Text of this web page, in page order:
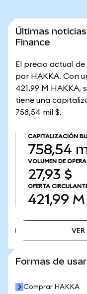
Últimas
Finance
El precio actual de
por HAKKA. Con
421,99 M HAKKA,
tiene una
758,54 mil $.
CAPITALIZACIÓN
758,54
VOLUMEN DE
27,93 $
OFERTA
421,99 M
VER
Formas de
Comprar HAKKA